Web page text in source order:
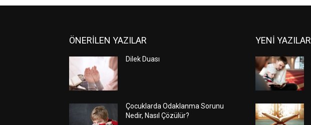
ÖNERİLEN YAZILAR
Dilek Duası
Çocuklarda Odaklanma Sorunu
Nedir, Nasıl Çözülür?
YENİ YAZILAR